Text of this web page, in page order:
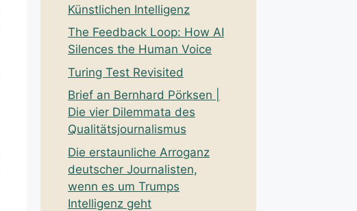
Künstlichen Intelligenz
The Feedback Loop: How AI
Silences the Human Voice
Turing Test Revisited
Brief an Bernhard Pörksen |
Die vier Dilemmata des
Qualitätsjournalismus
Die erstaunliche Arroganz
deutscher Journalisten,
wenn es um Trumps
Intelligenz geht